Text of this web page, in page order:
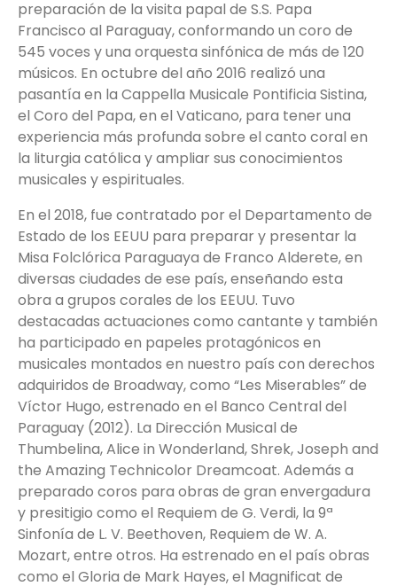
preparación de la visita papal de S.S. Papa
Francisco al Paraguay, conformando un coro de
545 voces y una orquesta sinfónica de más de 120
músicos. En octubre del año 2016 realizó una
pasantía en la Cappella Musicale Pontificia Sistina,
el Coro del Papa, en el Vaticano, para tener una
experiencia más profunda sobre el canto coral en
la liturgia católica y ampliar sus conocimientos
musicales y espirituales.
En el 2018, fue contratado por el Departamento de
Estado de los EEUU para preparar y presentar la
Misa Folclórica Paraguaya de Franco Alderete, en
diversas ciudades de ese país, enseñando esta
obra a grupos corales de los EEUU. Tuvo
destacadas actuaciones como cantante y también
ha participado en papeles protagónicos en
musicales montados en nuestro país con derechos
adquiridos de Broadway, como “Les Miserables” de
Víctor Hugo, estrenado en el Banco Central del
Paraguay (2012). La Dirección Musical de
Thumbelina, Alice in Wonderland, Shrek, Joseph and
the Amazing Technicolor Dreamcoat. Además a
preparado coros para obras de gran envergadura
y presitigio como el Requiem de G. Verdi, la 9ª
Sinfonía de L. V. Beethoven, Requiem de W. A.
Mozart, entre otros. Ha estrenado en el país obras
como el Gloria de Mark Hayes, el Magnificat de